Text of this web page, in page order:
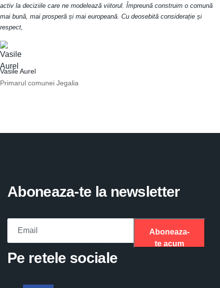
activ la deciziile care ne modelează viitorul. Împreună construim o comună
mai bună, mai prosperă și mai europeană. Cu deosebită considerație și
respect,
Vasile Aurel
Primarul comunei Jegalia
Aboneaza-te la newsletter
Aboneaza-
te acum
Pe retele sociale